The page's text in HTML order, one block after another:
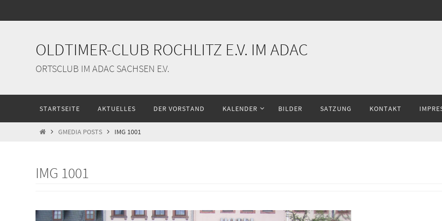
Inhalt
OLDTIMER-CLUB ROCHLITZ E.V. IM ADAC
ORTSCLUB IM ADAC SACHSEN E.V.
springen
STARTSEITE AKTUELLES DER VORSTAND KALENDER BILDER SATZUNG KONTAKT
STARTGMEDIA POSTS IMG 1001
IMG 1001